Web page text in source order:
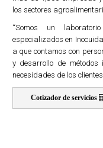
los sectores
“Somos un
especializados en
a que contamos con
y desarrollo de
necesidades de los
Cotizador de servicios